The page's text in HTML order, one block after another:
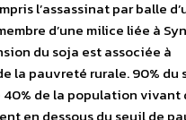
l’assassinat par balle
d’une milice liée à
du soja est associée à
la pauvreté rurale. 90%
40% de la population vivant